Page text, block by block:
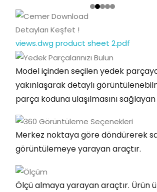
Detayları Keşfet !
views.dwg product sheet 2.pdf
Model içinden seçilen yedek
yakınlaşarak detaylı
parça koduna ulaşılmasını
Merkez noktaya göre döndürerek
görüntülemeye yarayan araçtır.
Ölçü almaya yarayan araçtır. Ürün